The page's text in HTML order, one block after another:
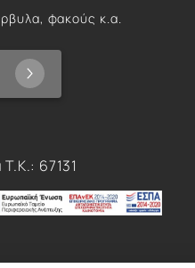
φακούς κ.α.
67131